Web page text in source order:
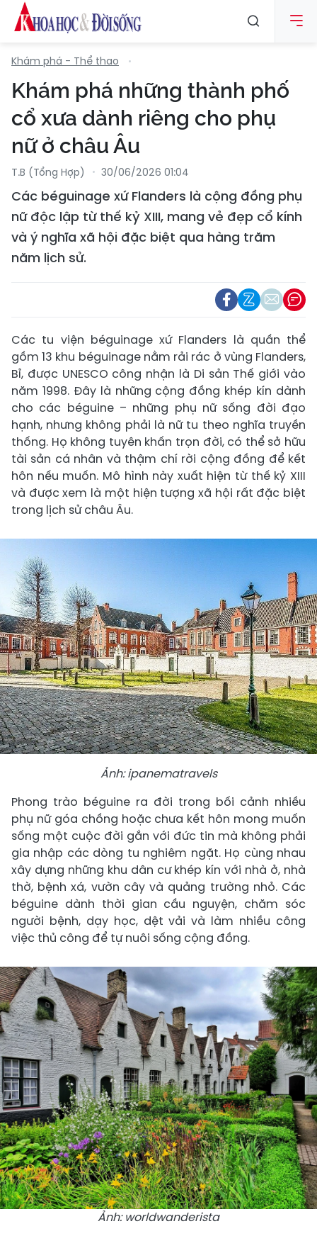
Khám phá - Thể thao
Khám phá những thành phố
cổ xưa dành riêng cho phụ
nữ ở châu Âu
T.B (tổng Hợp) 30/06/2026 01:04
Các béguinage xứ Flanders là cộng đồng phụ
nữ độc lập từ thế kỷ XIII, mang vẻ đẹp cổ kính
và ý nghĩa xã hội đặc biệt qua hàng trăm
năm lịch sử.
Các tu viện béguinage xứ Flanders là quần thể
gồm 13 khu béguinage nằm rải rác ở vùng Flanders,
Bỉ, được UNESCO công nhận là Di sản Thế giới vào
năm 1998. Đây là những cộng đồng khép kín dành
cho các béguine – những phụ nữ sống đời đạo
hạnh, nhưng không phải là nữ tu theo nghĩa truyền
thống. Họ không tuyên khấn trọn đời, có thể sở hữu
tài sản cá nhân và thậm chí rời cộng đồng để kết
hôn nếu muốn. Mô hình này xuất hiện từ thế kỷ XIII
và được xem là một hiện tượng xã hội rất đặc biệt
trong lịch sử châu Âu.
Ảnh: ipanematravels
Phong trào béguine ra đời trong bối cảnh nhiều
phụ nữ góa chồng hoặc chưa kết hôn mong muốn
sống một cuộc đời gắn với đức tin mà không phải
gia nhập các dòng tu nghiêm ngặt. Họ cùng nhau
xây dựng những khu dân cư khép kín với nhà ở, nhà
thờ, bệnh xá, vườn cây và quảng trường nhỏ. Các
béguine dành thời gian cầu nguyện, chăm sóc
người bệnh, dạy học, dệt vải và làm nhiều công
việc thủ công để tự nuôi sống cộng đồng.
Ảnh: worldwanderista